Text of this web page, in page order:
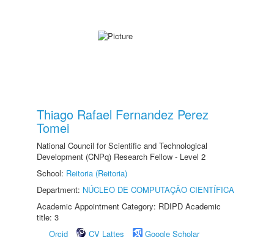
Thiago Rafael Fernandez Perez
Tomei
National Council for Scientific and Technological
Development (CNPq) Research Fellow - Level 2
School: Reitoria (Reitoria)
Department: NÚCLEO DE COMPUTAÇÃO CIENTÍFICA
Academic Appointment Category: RDIPD Academic
title: 3
Orcid
CV Lattes
Google Scholar